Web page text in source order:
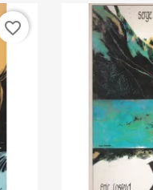
favorite_border